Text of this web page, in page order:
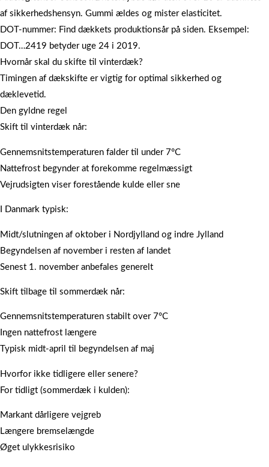
af sikkerhedshensyn. Gummi ældes og mister elasticitet.
DOT-nummer: Find dækkets produktionsår på siden. Eksempel:
DOT…2419 betyder uge 24 i 2019.
Hvornår skal du skifte til vinterdæk?
Timingen af dækskifte er vigtig for optimal sikkerhed og
dæklevetid.
Den gyldne regel
Skift til vinterdæk når:
Gennemsnitstemperaturen falder til under 7°C
Nattefrost begynder at forekomme regelmæssigt
Vejrudsigten viser forestående kulde eller sne
I Danmark typisk:
Midt/slutningen af oktober i Nordjylland og indre Jylland
Begyndelsen af november i resten af landet
Senest 1. november anbefales generelt
Skift tilbage til sommerdæk når:
Gennemsnitstemperaturen stabilt over 7°C
Ingen nattefrost længere
Typisk midt-april til begyndelsen af maj
Hvorfor ikke tidligere eller senere?
For tidligt (sommerdæk i kulden):
Markant dårligere vejgreb
Længere bremselængde
Øget ulykkesrisiko